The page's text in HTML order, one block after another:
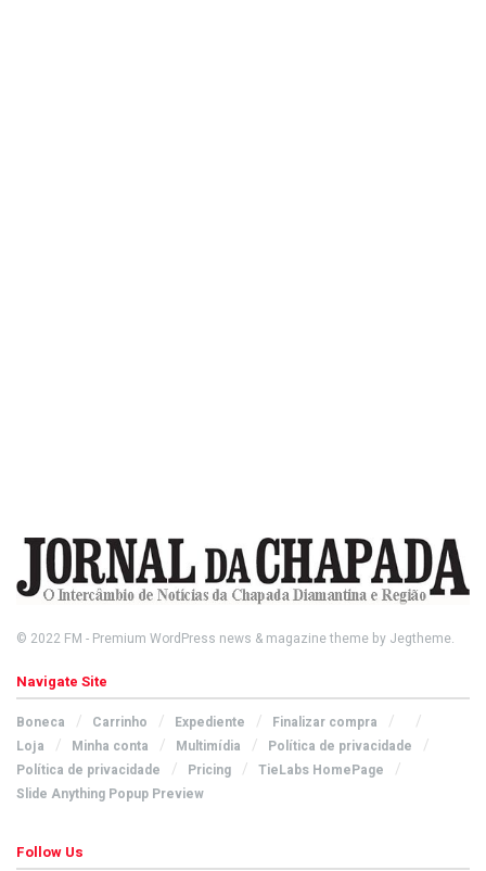
© 2022 FM - Premium WordPress news & magazine theme by Jegtheme.
Navigate Site
Boneca Carrinho Expediente
Finalizar compra
Loja
Minha conta Multimídia
Política de privacidade
Política de privacidade
Pricing
TieLabs HomePage
Slide Anything Popup Preview
Follow Us